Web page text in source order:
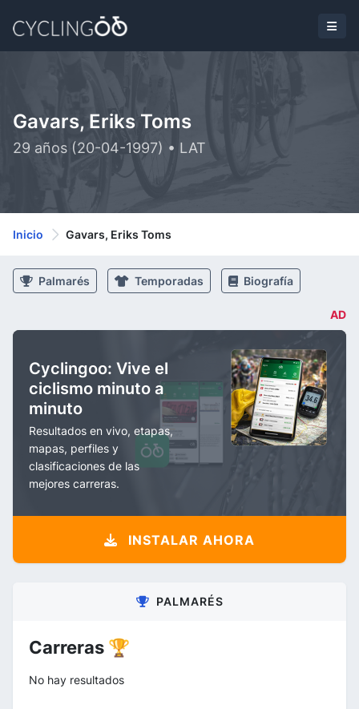
Gavars, Eriks Toms
29 años (20-04-1997) • LAT
Inicio Gavars, Eriks Toms
Palmarés Temporadas Biografía
AD
Cyclingoo: Vive el
ciclismo minuto a
minuto
Resultados en vivo, etapas,
mapas, perfiles y
clasificaciones de las
mejores carreras.
INSTALAR AHORA
PALMARÉS
Carreras 🏆
No hay resultados